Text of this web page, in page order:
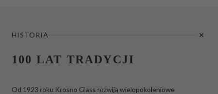
HISTORIA
100 LAT TRADYCJI
Od 1923 roku Krosno Glass rozwija wielopokoleniowe